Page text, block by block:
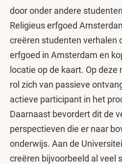
door onder andere
Religieus erfgoed
creëren studenten verhalen
erfgoed in Amsterdam en
locatie op de kaart. Op
rol zich van passieve
actieve participant in het
Daarnaast bevordert dit de
perspectieven die er naar
onderwijs. Aan de
creëren bijvoorbeeld al veel